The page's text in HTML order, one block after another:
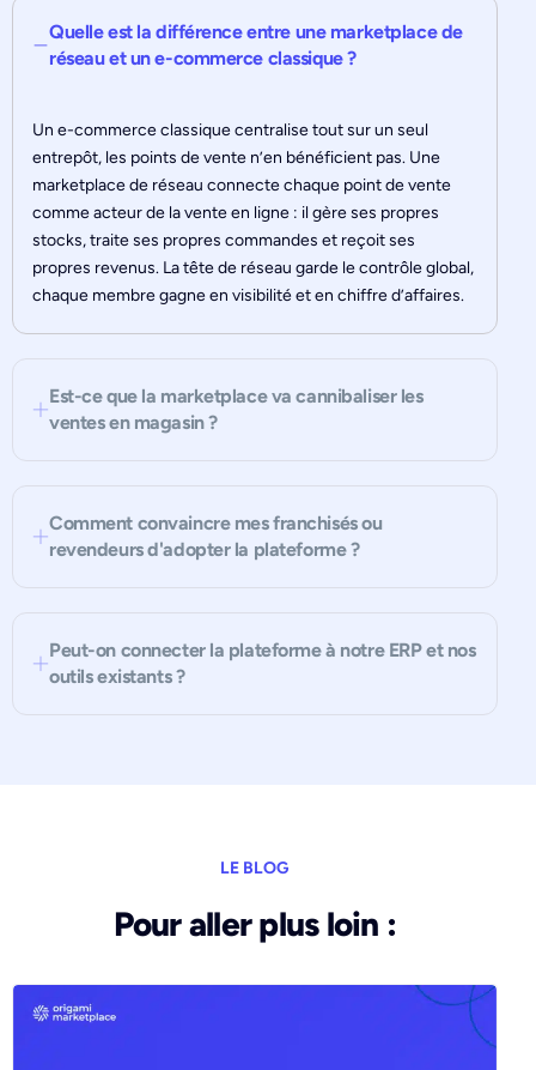
Quelle est la différence entre une marketplace de
réseau et un e-commerce classique ?
Un e-commerce classique centralise tout sur un seul
entrepôt, les points de vente n’en bénéficient pas. Une
marketplace de réseau connecte chaque point de vente
comme acteur de la vente en ligne : il gère ses propres
stocks, traite ses propres commandes et reçoit ses
propres revenus. La tête de réseau garde le contrôle global,
chaque membre gagne en visibilité et en chiffre d’affaires.
Est-ce que la marketplace va cannibaliser les
ventes en magasin ?
Comment convaincre mes franchisés ou
revendeurs d'adopter la plateforme ?
Peut-on connecter la plateforme à notre ERP et nos
outils existants ?
LE BLOG
Pour aller plus loin :